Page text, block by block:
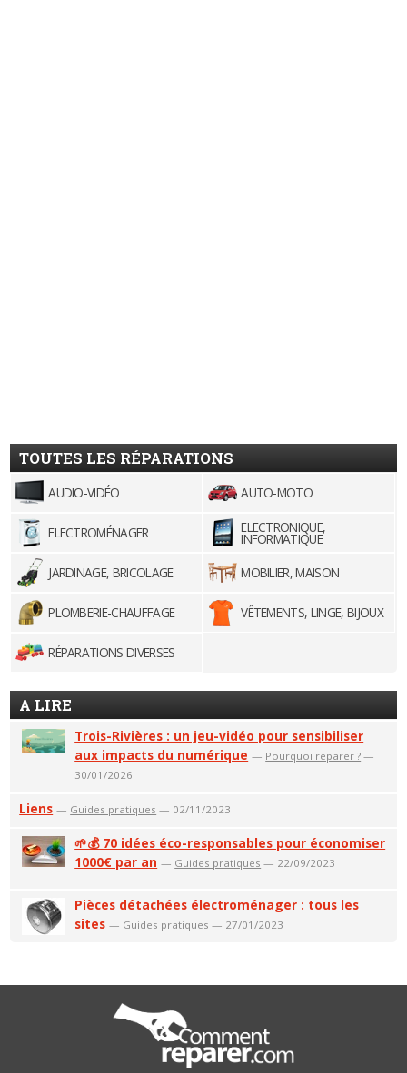
TOUTES LES RÉPARATIONS
AUDIO-VIDÉO AUTO-MOTO
ELECTROMÉNAGER ELECTRONIQUE,
INFORMATIQUE
JARDINAGE, BRICOLAGE
MOBILIER, MAISON
PLOMBERIE-CHAUFFAGE VÊTEMENTS, LINGE, BIJOUX
RÉPARATIONS DIVERSES
A LIRE
Trois-Rivières : un jeu-vidéo pour sensibiliser
aux impacts du numérique — Pourquoi réparer ? —
30/01/2026
Liens — Guides pratiques — 02/11/2023
🌱💰 70 idées éco-responsables pour économiser
1000€ par an — Guides pratiques — 22/09/2023
Pièces détachées électroménager : tous les
sites — Guides pratiques — 27/01/2023